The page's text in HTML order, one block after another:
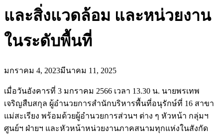
และสิ่งแวดล้อม และหน่วยงาน
ในระดับพื้นที่
มกราคม 4, 2023มีนาคม 11, 2025
เมื่อวันอังคารที่ 3 มกราคม 2566 เวลา 13.30 น. นายพรเทพ
เจริญสืบสกุล ผู้อำนวยการสำนักบริหารพื้นที่อนุรักษ์ที่ 16 สาขา
แม่สะเรียง พร้อมด้วยผู้อำนวยการส่วนฯ ต่าง ๆ หัวหน้า กลุ่มฯ
ศูนย์ฯ ฝ่ายฯ และหัวหน้าหน่วยงานภาคสนามทุกแห่งในสังกัด